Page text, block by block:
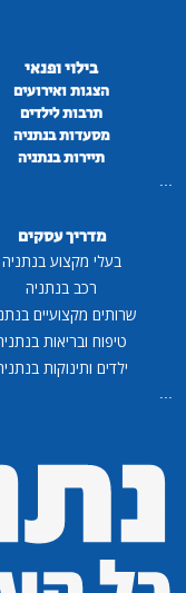
בילוי ופנאי
הצגות ואירועים
תרבות לילדים
מסעדות בנתניה
תיירות בנתניה
מדריך עסקים
בעלי מקצוע בנתניה
רכב בנתניה
שרותים מקצועיים
טיפוח ובריאות
ילדים ותינוקות